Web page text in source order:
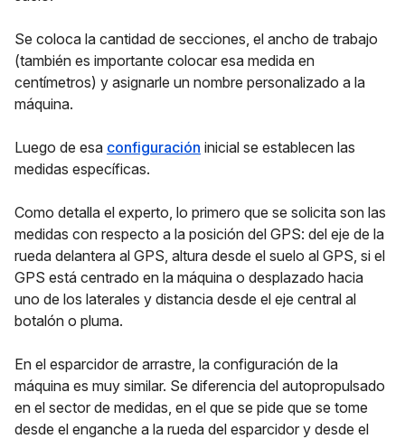
Se coloca la cantidad de secciones, el ancho de trabajo
(también es importante colocar esa medida en
centímetros) y asignarle un nombre personalizado a la
máquina.
Luego de esa configuración inicial se establecen las
medidas específicas.
Como detalla el experto, lo primero que se solicita son las
medidas con respecto a la posición del GPS: del eje de la
rueda delantera al GPS, altura desde el suelo al GPS, si el
GPS está centrado en la máquina o desplazado hacia
uno de los laterales y distancia desde el eje central al
botalón o pluma.
En el esparcidor de arrastre, la configuración de la
máquina es muy similar. Se diferencia del autopropulsado
en el sector de medidas, en el que se pide que se tome
desde el enganche a la rueda del esparcidor y desde el